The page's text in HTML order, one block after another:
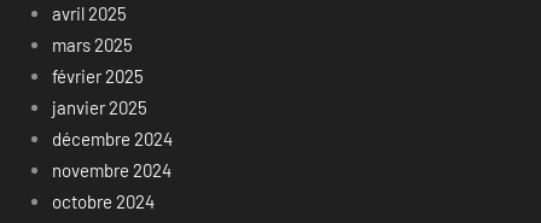
avril 2025
mars 2025
février 2025
janvier 2025
décembre 2024
novembre 2024
octobre 2024